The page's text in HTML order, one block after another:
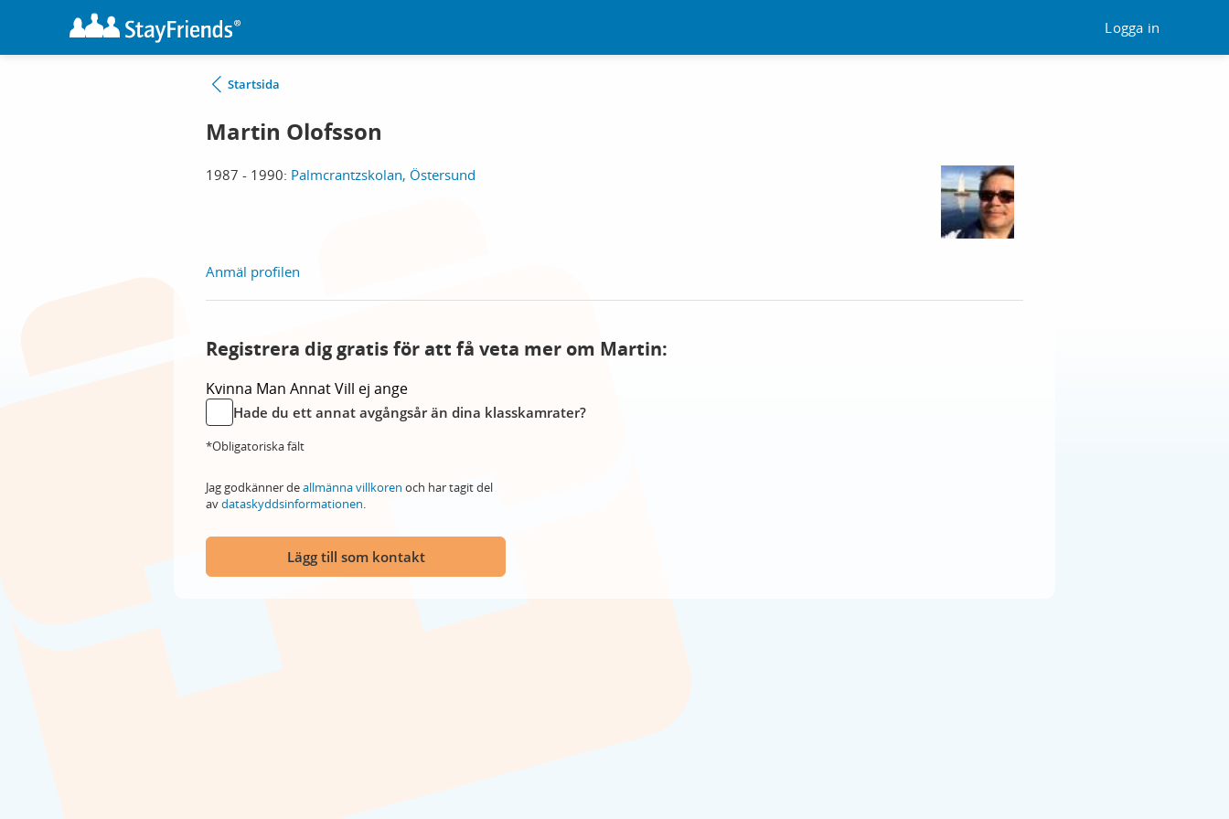
Logga in
Startsida
Martin Olofsson
1987 - 1990: Palmcrantzskolan, Östersund
Anmäl profilen
Registrera dig gratis för att få veta mer om Martin:
Kvinna Man AnnatVill ej ange
Hade du ett annat avgångsår än dina klasskamrater?
*Obligatoriska fält
Jag godkänner deallmänna villkoren och har tagit del
avdataskyddsinformationen.
Lägg till som kontakt